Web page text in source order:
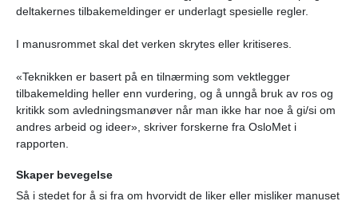
deltakernes tilbakemeldinger er underlagt spesielle regler.
I manusrommet skal det verken skrytes eller kritiseres.
«Teknikken er basert på en tilnærming som vektlegger
tilbakemelding heller enn vurdering, og å unngå bruk av ros og
kritikk som avledningsmanøver når man ikke har noe å gi/si om
andres arbeid og ideer», skriver forskerne fra OsloMet i
rapporten.
Skaper bevegelse
Så i stedet for å si fra om hvorvidt de liker eller misliker manuset